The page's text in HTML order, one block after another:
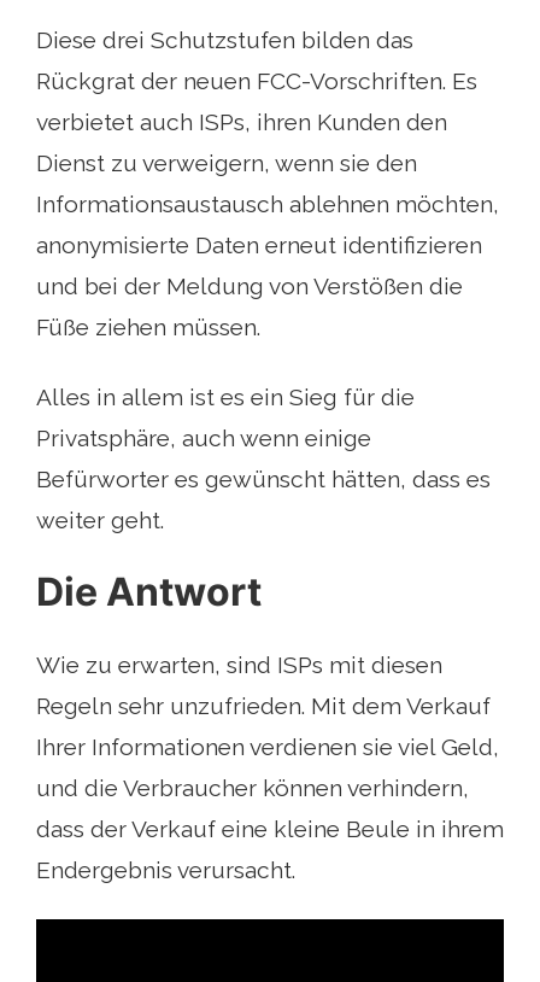
Diese drei Schutzstufen bilden das
Rückgrat der neuen FCC-Vorschriften. Es
verbietet auch ISPs, ihren Kunden den
Dienst zu verweigern, wenn sie den
Informationsaustausch ablehnen möchten,
anonymisierte Daten erneut identifizieren
und bei der Meldung von Verstößen die
Füße ziehen müssen.
Alles in allem ist es ein Sieg für die
Privatsphäre, auch wenn einige
Befürworter es gewünscht hätten, dass es
weiter geht.
Die Antwort
Wie zu erwarten, sind ISPs mit diesen
Regeln sehr unzufrieden. Mit dem Verkauf
Ihrer Informationen verdienen sie viel Geld,
und die Verbraucher können verhindern,
dass der Verkauf eine kleine Beule in ihrem
Endergebnis verursacht.